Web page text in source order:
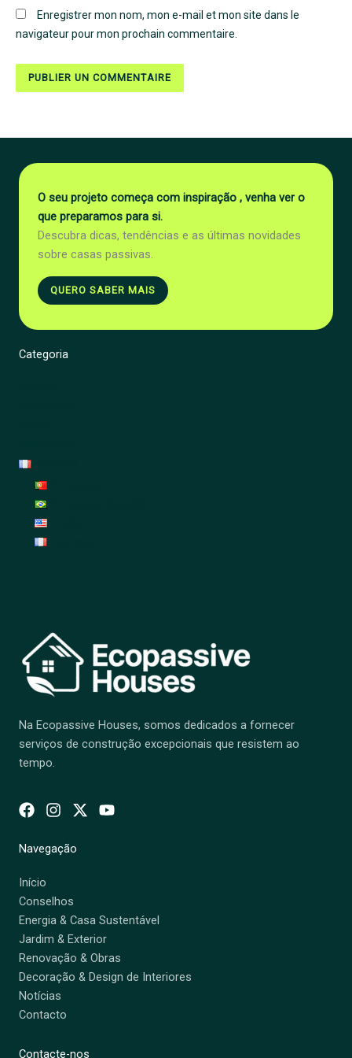
Enregistrer mon nom, mon e-mail et mon site dans le
navigateur pour mon prochain commentaire.
O seu projeto começa com inspiração , venha ver o
que preparamos para si.
Descubra dicas, tendências e as últimas novidades
sobre casas passivas.
QUERO SABER MAIS
Categoria
Na Ecopassive Houses, somos dedicados a fornecer
serviços de construção excepcionais que resistem ao
tempo.
Navegação
Início
Conselhos
Energia & Casa Sustentável
Jardim & Exterior
Renovação & Obras
Decoração & Design de Interiores
Notícias
Contacto
Contacte-nos